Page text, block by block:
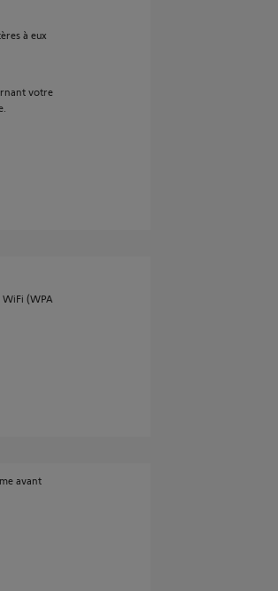
à eux
votre
(WPA
avant